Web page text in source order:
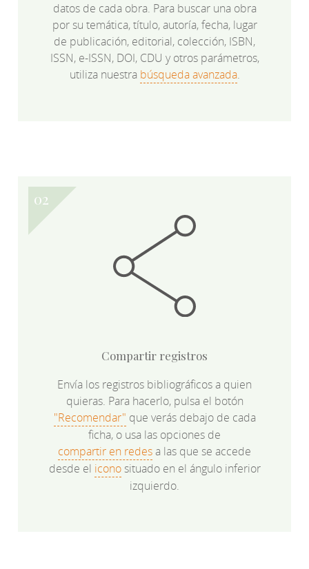
datos de cada obra. Para buscar una obra
por su temática, título, autoría, fecha, lugar
de publicación, editorial, colección, ISBN,
ISSN, e-ISSN, DOI, CDU y otros parámetros,
utiliza nuestra búsqueda avanzada.
Compartir registros
Envía los registros bibliográficos a quien
quieras. Para hacerlo, pulsa el botón
"Recomendar" que verás debajo de cada
ficha, o usa las opciones de
compartir en redesa las que se accede
desde el iconosituado en el ángulo inferior
izquierdo.